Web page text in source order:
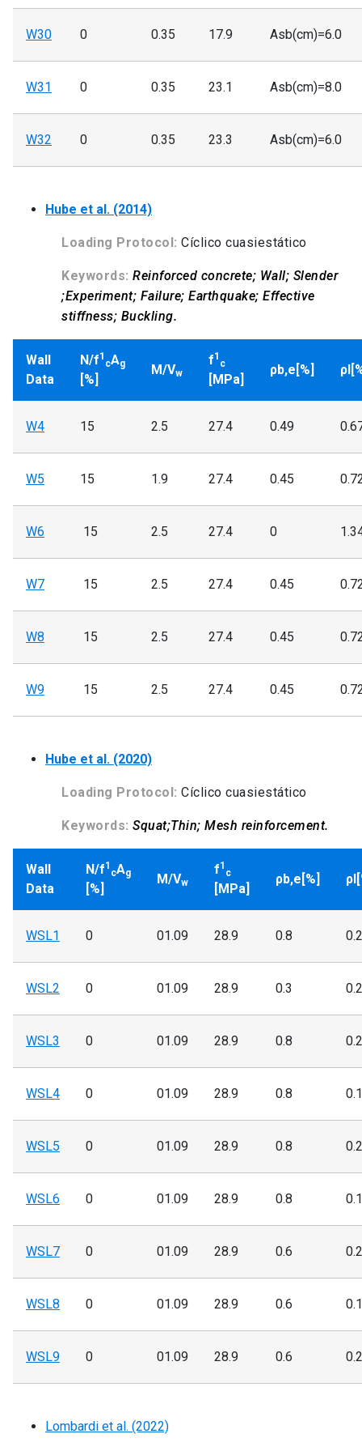
W30 0 0.35 17.9 Asb(cm)=6.0
W31 0 0.35 23.1 Asb(cm)=8.0
W32 0 0.35 23.3 Asb(cm)=6.0
Hube et al. (2014)
Loading Protocol: Cíclico cuasiestático
Keywords: Reinforced concrete; Wall; Slender
;Experiment; Failure; Earthquake; Effective
stiffness; Buckling.
Wall
Data
N/f1
cAg
[%]
M/Vw
f1
c
[MPa]
ρb,e[%]
W4 15 2.5 27.4 0.49
W5 15 1.9 27.4 0.45
W6 15 2.5 27.4 0
W7 15 2.5 27.4 0.45
W8 15 2.5 27.4 0.45
W9 15 2.5 27.4 0.45
Hube et al. (2020)
Loading Protocol: Cíclico cuasiestático
Keywords: Squat;Thin; Mesh reinforcement.
Wall
Data
N/f1
cAg
[%]
M/Vw
f1
c
[MPa]
ρb,e[%]
WSL1 0 01.09 28.9 0.8 0.2
WSL2 0 01.09 28.9 0.3 0.2
WSL3 0 01.09 28.9 0.8
WSL4 0 01.09 28.9 0.8
WSL5 0 01.09 28.9 0.8 0.2
WSL6 0 01.09 28.9 0.8
WSL7 0 01.09 28.9 0.6
WSL8 0 01.09 28.9 0.6
WSL9 0 01.09 28.9 0.6
Lombardi et al. (2022)